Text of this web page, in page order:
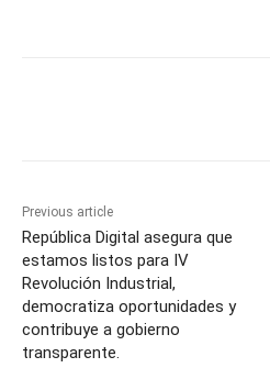
Previous article
República Digital asegura que
estamos listos para IV
Revolución Industrial,
democratiza oportunidades y
contribuye a gobierno
transparente.